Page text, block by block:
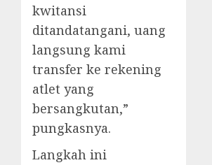
kwitansi
ditandatangani, uang
langsung kami
transfer ke rekening
atlet yang
bersangkutan,”
pungkasnya.
Langkah ini